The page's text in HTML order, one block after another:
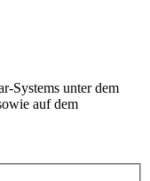
Systems unter dem
auf dem